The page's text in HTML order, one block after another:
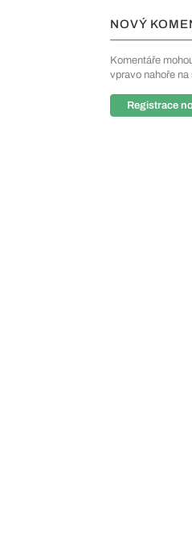
NOVÝ
Komentáře
vpravo nahoře
Registrace